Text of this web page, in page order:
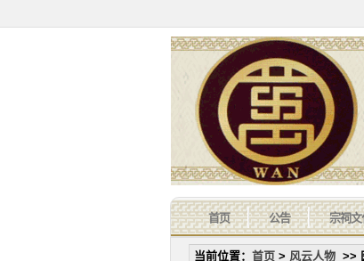
首页 公告 宗祠文
当前位置： 首页 > 风云人物 >>